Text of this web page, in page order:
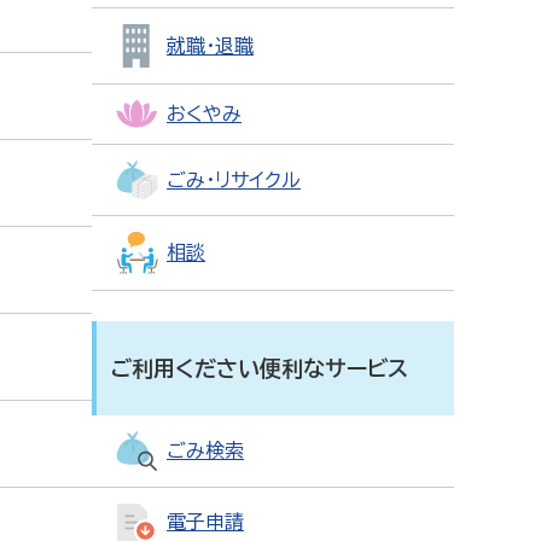
就職・退職
おくやみ
ごみ・リサイクル
相談
ご利用ください便利なサービス
ごみ検索
電子申請